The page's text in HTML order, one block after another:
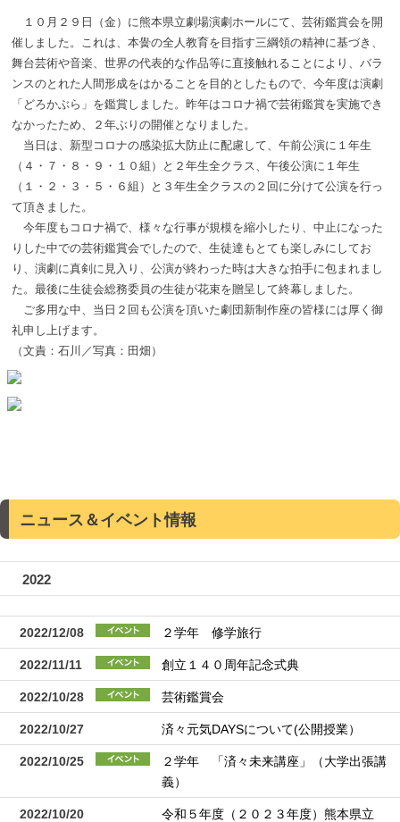
１０月２９日（金）に熊本県立劇場演劇ホールにて、芸術鑑賞会を開
催しました。これは、本黌の全人教育を目指す三綱領の精神に基づき、
舞台芸術や音楽、世界の代表的な作品等に直接触れることにより、バラ
ンスのとれた人間形成をはかることを目的としたもので、今年度は演劇
「どろかぶら」を鑑賞しました。昨年はコロナ禍で芸術鑑賞を実施でき
なかったため、２年ぶりの開催となりました。
当日は、新型コロナの感染拡大防止に配慮して、午前公演に１年生
（４・７・８・９・１０組）と２年生全クラス、午後公演に１年生
（１・２・３・５・６組）と３年生全クラスの２回に分けて公演を行っ
て頂きました。
今年度もコロナ禍で、様々な行事が規模を縮小したり、中止になった
りした中での芸術鑑賞会でしたので、生徒達もとても楽しみにしてお
り、演劇に真剣に見入り、公演が終わった時は大きな拍手に包まれまし
た。最後に生徒会総務委員の生徒が花束を贈呈して終幕しました。
ご多用な中、当日２回も公演を頂いた劇団新制作座の皆様には厚く御
礼申し上げます。
（文責：石川／写真：田畑）
ニュース＆イベント情報
2022
2022/12/08 ２学年 修学旅行
2022/11/11 創立１４０周年記念式典
2022/10/28 芸術鑑賞会
2022/10/27 済々元気DAYSについて(公開授業）
2022/10/25
２学年 「済々未来講座」（大学出張講
義）
2022/10/20
令和５年度（２０２３年度）熊本県立